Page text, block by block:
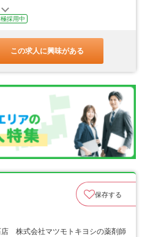
採用中
この求人に興味がある
保存する
店 株式会社マツモトキヨシの薬剤師